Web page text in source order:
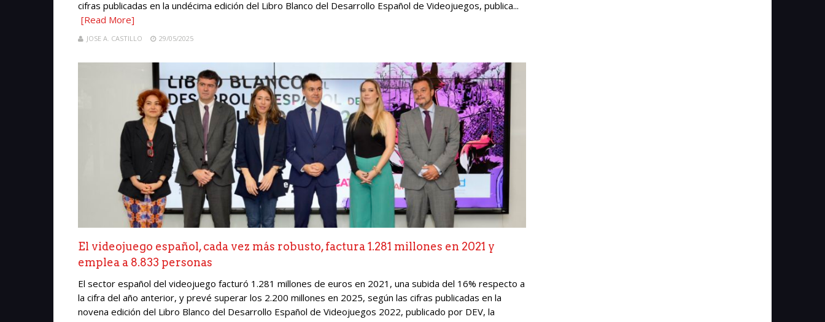
cifras publicadas en la undécima edición del Libro Blanco del Desarrollo Español de Videojuegos, publica...
[Read More]
JOSE A. CASTILLO 29/05/2025
El videojuego español, cada vez más robusto, factura 1.281 millones en 2021 y
emplea a 8.833 personas
El sector español del videojuego facturó 1.281 millones de euros en 2021, una subida del 16% respecto a
la cifra del año anterior, y prevé superar los 2.200 millones en 2025, según las cifras publicadas en la
novena edición del Libro Blanco del Desarrollo Español de Videojuegos 2022, publicado por DEV, la